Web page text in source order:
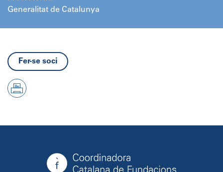
Generalitat de Catalunya
Fer-se soci